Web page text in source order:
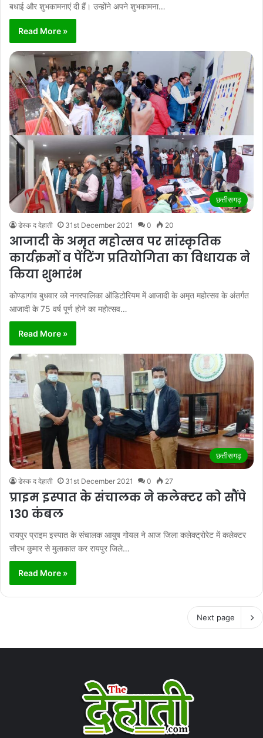
बधाई और शुभकामनाएं दी हैं। उन्होंने अपने शुभकामना…
Read More »
छत्तीसगढ़
डेस्क द देहाती 31st December 2021 0 20
आजादी के अमृत महोत्सव पर सांस्कृतिक
कार्यक्रमों व पेंटिंग प्रतियोगिता का विधायक ने
किया शुभारंभ
कोण्डागांव बुधवार को नगरपालिका ऑडिटोरियम में आजादी के अमृत महोत्सव के अंतर्गत
आजादी के 75 वर्ष पूर्ण होने का महोत्सव…
Read More »
छत्तीसगढ़
डेस्क द देहाती 31st December 2021 0 27
प्राइम इस्पात के संचालक ने कलेक्टर को सौंपे
130 कंबल
रायपुर प्राइम इस्पात के संचालक आयुष गोयल ने आज जिला कलेक्ट्रोरेट में कलेक्टर
सौरभ कुमार से मुलाकात कर रायपुर जिले…
Read More »
Next page